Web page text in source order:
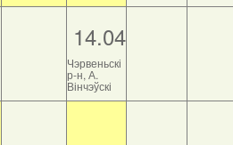
14.04
Чэрвеньскі
р-н, А.
Вінчэўскі